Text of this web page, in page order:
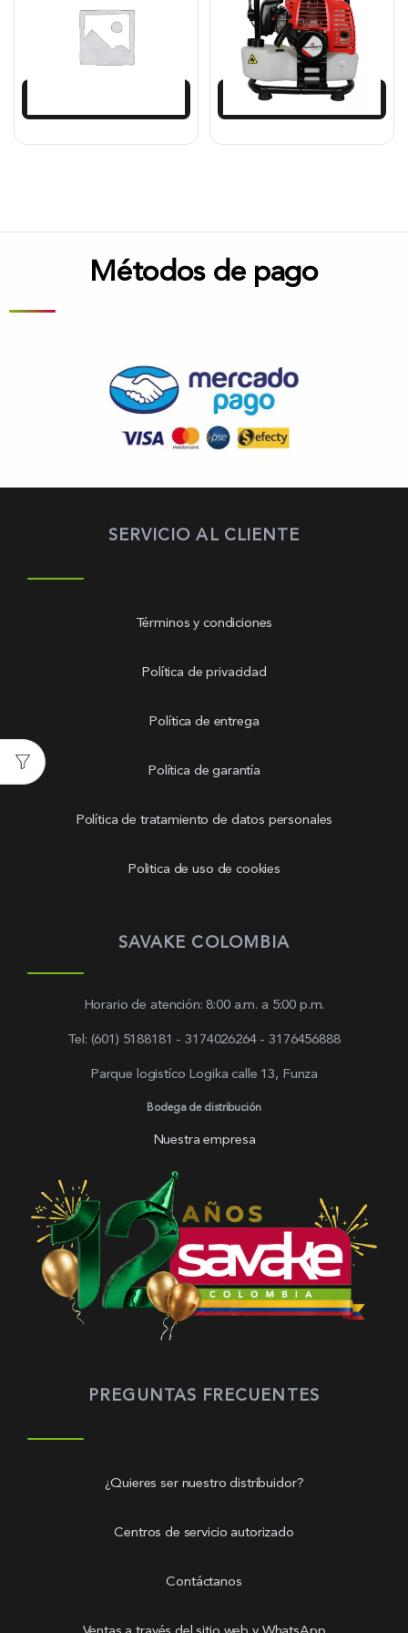
1.577.033
1.450.871
$879.467
$791.520
Añadir al carrito
Métodos de pago
SERVICIO AL CLIENTE
Términos y condiciones
Política de privacidad
Política de entrega
Política de garantía
Política de tratamiento de datos personales
Politica de uso de cookies
SAVAKE COLOMBIA
Horario de atención: 8:00 a.m. a 5:00 p.m.
Tel: (601) 5188181 - 3174026264 - 3176456888
Parque logistíco Logika calle 13, Funza
Bodega de distribución
Nuestra empresa
PREGUNTAS FRECUENTES
¿Quieres ser nuestro distribuidor?
Centros de servicio autorizado
Contáctanos